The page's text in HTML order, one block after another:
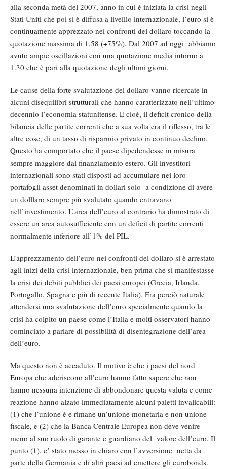
alla seconda metà del 2007, anno in cui è iniziata la crisi negli
Stati Uniti che poi si è diffusa a livelllo internazionale, l’euro si è
continuamente apprezzato nei confronti del dollaro toccando la
quotazione massima di 1.58 (+75%). Dal 2007 ad oggi abbiamo
avuto ampie oscillazioni con una quotazione media intorno a
1.30 che è pari alla quotazione degli ultimi giorni.
Le cause della forte svalutazione del dollaro vanno ricercate in
alcuni disequilibri strutturali che hanno caratterizzato nell’ultimo
decennio l’economia statunitense. E cioè, il deficit cronico della
bilancia delle partite correnti che a sua volta era il riflesso, tra le
altre cose, di un tasso di risparmio privato in continuo declino.
Questo ha comportato che il paese dipedendesse in misura
sempre maggiore dal finanziamento estero. Gli investitori
internazionali sono stati disposti ad accumulare nei loro
portafogli asset denominati in dollari solo a condizione di avere
un dolllaro sempre più svalutato quando entravano
nell’investimento. L’area dell’euro al contrario ha dimostrato di
essere un area autosufficiente con un deficit di partite correnti
normalmente inferiore all’1% del PIL.
L’apprezzamento dell’euro nei confronti del dollaro si è arrestato
agli inizi della crisi internazionale, ben prima che si manifestasse
la crisi dei debiti pubblici dei paesi europei (Grecia, Irlanda,
Portogallo, Spagna e più di recente Italia). Era perciò naturale
attendersi una svalutazione dell’euro specialmente quando la
crisi ha colpito un paese come l’Italia e molti osservatori hanno
cominciato a parlare di possibilità di disentegrazione dell’area
dell’euro.
Ma questo non è accaduto. Il motivo è che i paesi del nord
Europa che aderiscono all’euro hanno fatto sapere che non
hanno nessuna intenzione di abbondonare questa valuta e come
reazione hanno alzato immediatamente alcuni paletti invalicabili:
(1) che l’unione è e rimane un’unione monetaria e non unione
fiscale, e (2) che la Banca Centrale Europea non deve venire
meno al suo ruolo di garante e guardiano del valore dell’euro. Il
punto (1), e’ stato messo in chiaro con l’avversione netta da
parte della Germania e di altri paesi ad emettere gli eurobonds.